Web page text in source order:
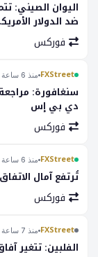
اليوان الصيني:
ضد الدولار
فوركس
FXStreet منذ 6 ساعة
سنغافورة:
دي بي إس
فوركس
FXStreet منذ 6 ساعة
تُرتفع آمال
فوركس
FXStreet منذ 7 ساعة
الفلبين: تتغير